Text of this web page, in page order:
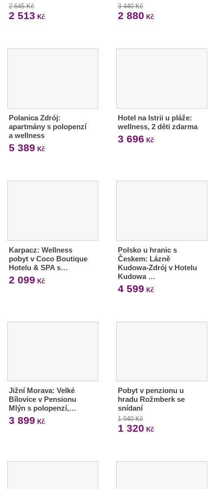
2 645 Kč
2 513 Kč
3 440 Kč
2 880 Kč
Polanica Zdrój:
apartmány s polopenzí
a wellness
5 389 Kč
Hotel na Istrii u pláže:
wellness, 2 děti zdarma
3 696 Kč
Karpacz: Wellness
pobyt v Coco Boutique
Hotelu & SPA s…
2 099 Kč
Polsko u hranic s
Českem: Lázně
Kudowa-Zdrój v Hotelu
Kudowa …
4 599 Kč
Jižní Morava: Velké
Bílovice v Pensionu
Mlýn s polopenzí,…
3 899 Kč
Pobyt v penzionu u
hradu Rožmberk se
snídaní
1 940 Kč
1 320 Kč